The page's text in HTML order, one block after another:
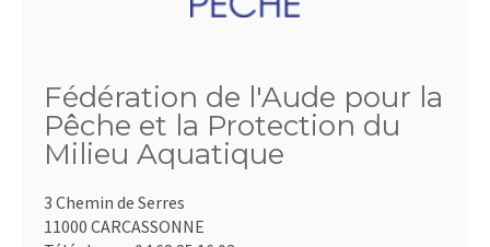
Fédération de l'Aude pour la
Pêche et la Protection du
Milieu Aquatique
3 Chemin de Serres
11000 CARCASSONNE